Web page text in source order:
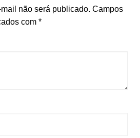
não será publicado. Campos
com *